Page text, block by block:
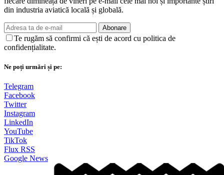
din industria aviatică locală și globală.
Abonare
Te rugăm să confirmi că ești de acord cu politica de
confidențialitate.
Ne poți urmări și pe:
Telegram
Facebook
Twitter
Instagram
LinkedIn
YouTube
TikTok
Flux RSS
Google News